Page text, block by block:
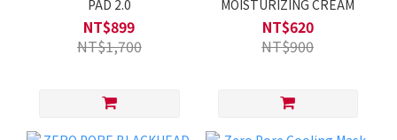
PAD 2.0
NT$899
NT$1,700
MOISTURIZING CREAM
NT$620
NT$900